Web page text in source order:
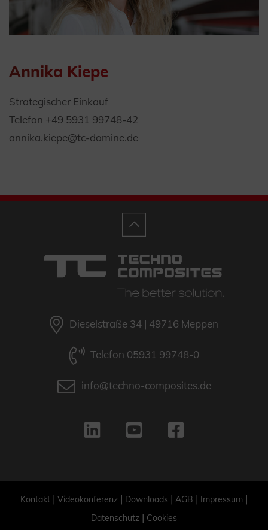
Annika Kiepe
Strategischer Einkauf
Telefon +49 5931 99748-42
annika.kiepe@tc-domine.de
Dieselstraße 34 | 49716 Meppen
Telefon 05931 99748-0
info@techno-composites.de
Kontakt | Videokonferenz | Downloads | AGB | Impressum |
Datenschutz | Cookies